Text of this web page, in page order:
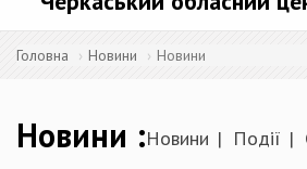
Головна Новини Новини
Новини Новини Події